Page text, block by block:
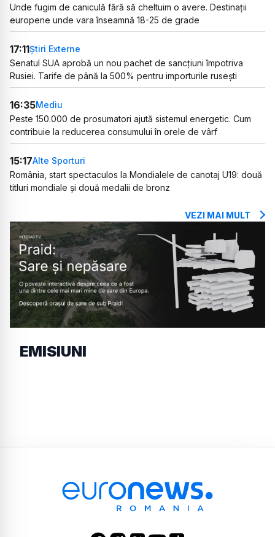
Unde fugim de caniculă fără să cheltuim o avere. Destinații
europene unde vara înseamnă 18-25 de grade
17:11Știri Externe
Senatul SUA aprobă un nou pachet de sancțiuni împotriva
Rusiei. Tarife de până la 500% pentru importurile rusești
16:35Mediu
Peste 150.000 de prosumatori ajută sistemul energetic. Cum
contribuie la reducerea consumului în orele de vârf
15:17Alte Sporturi
România, start spectaculos la Mondialele de canotaj U19: două
titluri mondiale și două medalii de bronz
VEZI MAI MULT
EMISIUNI